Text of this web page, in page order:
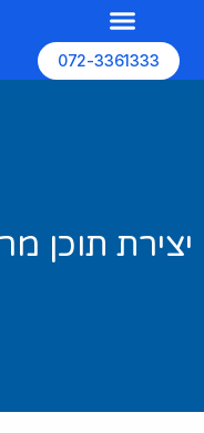
072-3361333
יצירת תוכן